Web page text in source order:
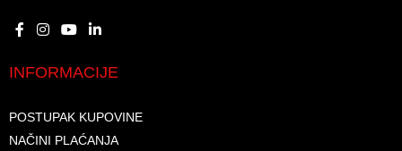
INFORMACIJE
POSTUPAK KUPOVINE
NAČINI PLAĆANJA